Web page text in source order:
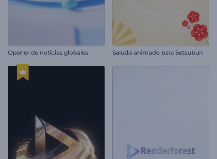
Opener de noticias globales Saludo animado para Setsubun